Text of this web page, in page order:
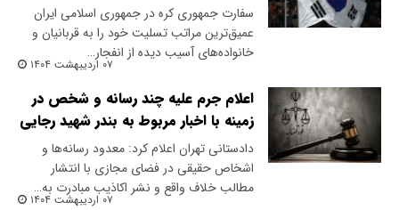
سفارت جمهوری کره در جمهوری اسلامی ایران
عمیق‌ترین مراتب تسلیت خود را به قربانیان و
خانواده‌های آسیب دیده از انفجار…
۰۷ اردیبهشت ۱۴۰۴
اعلام جرم علیه چند رسانه و شخص در
زمینه با اخبار مربوط به بندر شهید رجایی
دادستانی تهران اعلام کرد: معدود رسانه‌ها و
اشخاص حقیقی در فضای مجازی با انتشار
مطالب خلاف واقع و نشر اکاذیب مبادرت به…
۰۷ اردیبهشت ۱۴۰۴